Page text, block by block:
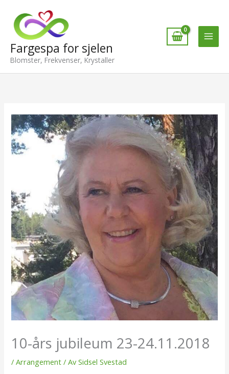
innholdet
Fargespa for sjelen
Blomster, Frekvenser, Krystaller
10-års jubileum 23-24.11.2018
/Arrangement / Av Sidsel Svestad